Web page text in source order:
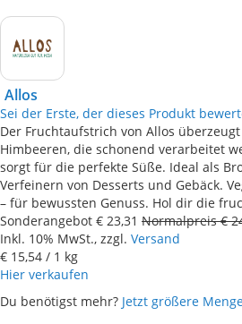
Allos
Sei der Erste, der dieses Produkt
Der Fruchtaufstrich von Allos
Himbeeren, die schonend verarbeitet
sorgt für die perfekte Süße. Ideal als
Verfeinern von Desserts und Gebäck.
– für bewussten Genuss. Hol dir die
Sonderangebot € 23,31 Normalpreis €
Inkl. 10% MwSt., zzgl. Versand
€ 15,54 / 1 kg
Hier verkaufen
Du benötigst mehr? Jetzt größere